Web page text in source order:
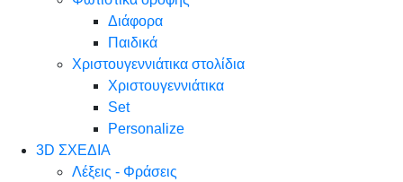
Διάφορα
Παιδικά
Χριστουγεννιάτικα στολίδια
Χριστουγεννιάτικα
Set
Personalize
3D ΣΧΕΔΙΑ
Λέξεις - Φράσεις